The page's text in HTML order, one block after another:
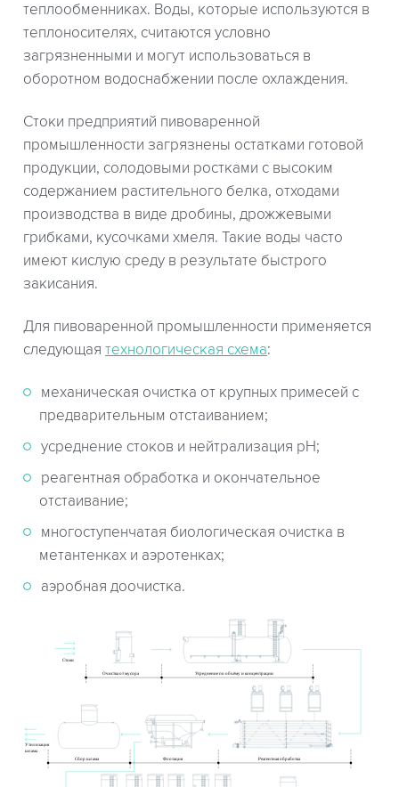
теплообменниках. Воды, которые используются в
теплоносителях, считаются условно
загрязненными и могут использоваться в
оборотном водоснабжении после охлаждения.
Стоки предприятий пивоваренной
промышленности загрязнены остатками готовой
продукции, солодовыми ростками с высоким
содержанием растительного белка, отходами
производства в виде дробины, дрожжевыми
грибками, кусочками хмеля. Такие воды часто
имеют кислую среду в результате быстрого
закисания.
Для пивоваренной промышленности применяется
следующая технологическая схема:
механическая очистка от крупных примесей с
предварительным отстаиванием;
усреднение стоков и нейтрализация рН;
реагентная обработка и окончательное
отстаивание;
многоступенчатая биологическая очистка в
метантенках и аэротенках;
аэробная доочистка.